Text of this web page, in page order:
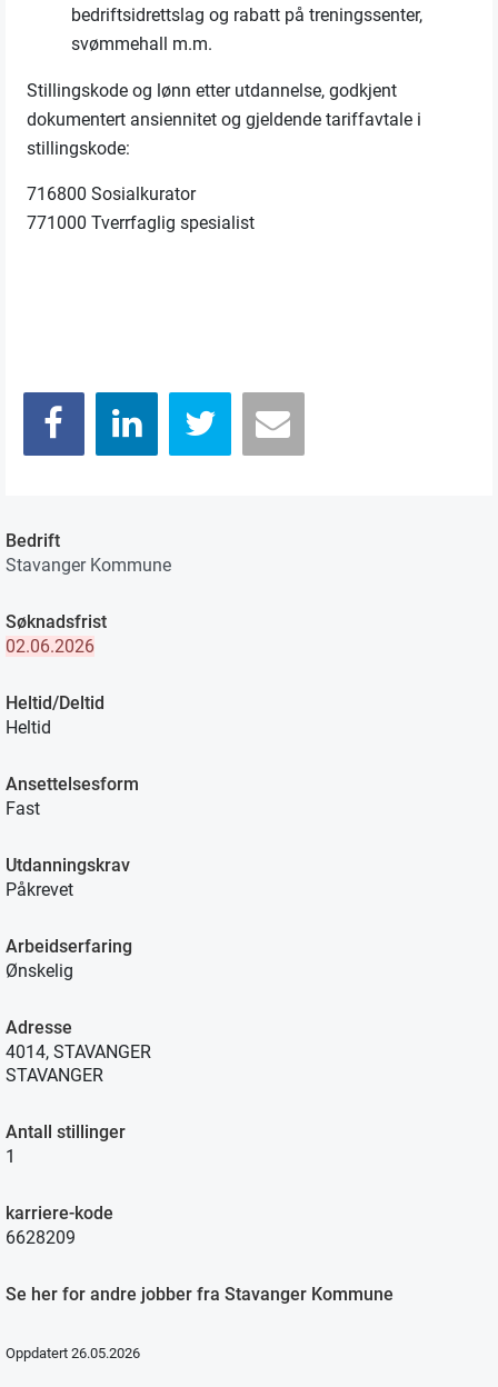
bedriftsidrettslag og rabatt på treningssenter,
svømmehall m.m.
Stillingskode og lønn etter utdannelse, godkjent
dokumentert ansiennitet og gjeldende tariffavtale i
stillingskode:
716800 Sosialkurator
771000 Tverrfaglig spesialist
Bedrift
Stavanger Kommune
Søknadsfrist
02.06.2026
Heltid/Deltid
Heltid
Ansettelsesform
Fast
Utdanningskrav
Påkrevet
Arbeidserfaring
Ønskelig
Adresse
4014, STAVANGER
STAVANGER
Antall stillinger
1
karriere-kode
6628209
Se her for andre jobber fra Stavanger Kommune
Oppdatert 26.05.2026